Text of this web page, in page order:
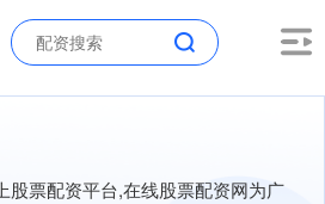
股票配资平台,在线股票配资网为广